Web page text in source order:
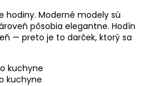
hodiny. Moderné modely sú
pôsobia elegantne. Hodín
— preto je to darček, ktorý sa
kuchyne
kuchyne